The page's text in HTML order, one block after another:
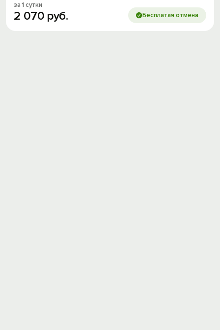
за 1 сутки
2 070 руб. Бесплатая отмена